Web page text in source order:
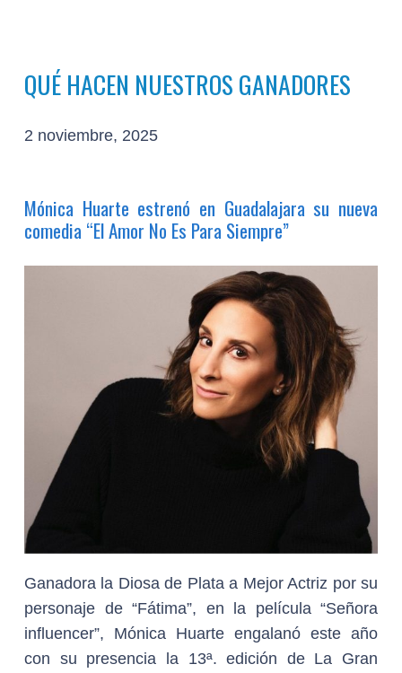
QUÉ HACEN NUESTROS GANADORES
2 noviembre, 2025
Mónica Huarte estrenó en Guadalajara su nueva
comedia “El Amor No Es Para Siempre”
Ganadora la Diosa de Plata a Mejor Actriz por su
personaje de “Fátima”, en la película “Señora
influencer”, Mónica Huarte engalanó este año
con su presencia la 13ª. edición de La Gran